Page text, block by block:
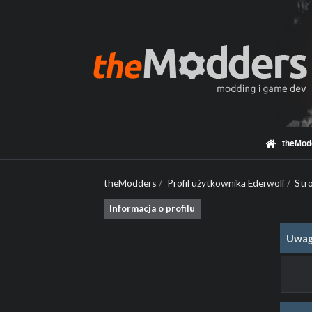
theModders / Profil użytkownika Ederwolf/
Informacja o profilu